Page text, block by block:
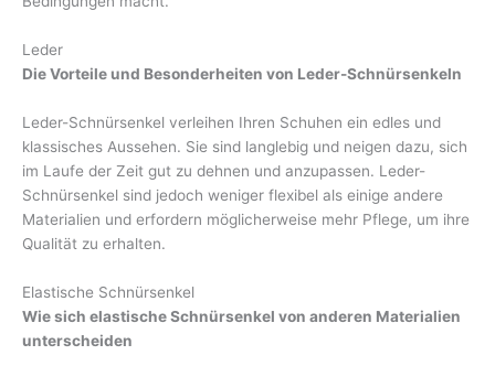
Leder
Die Vorteile und Besonderheiten von Leder-Schnürsenkeln
Leder-Schnürsenkel verleihen Ihren Schuhen ein edles und
klassisches Aussehen. Sie sind langlebig und neigen dazu, sich
im Laufe der Zeit gut zu dehnen und anzupassen. Leder-
Schnürsenkel sind jedoch weniger flexibel als einige andere
Materialien und erfordern möglicherweise mehr Pflege, um ihre
Qualität zu erhalten.
Elastische Schnürsenkel
Wie sich elastische Schnürsenkel von anderen Materialien
unterscheiden